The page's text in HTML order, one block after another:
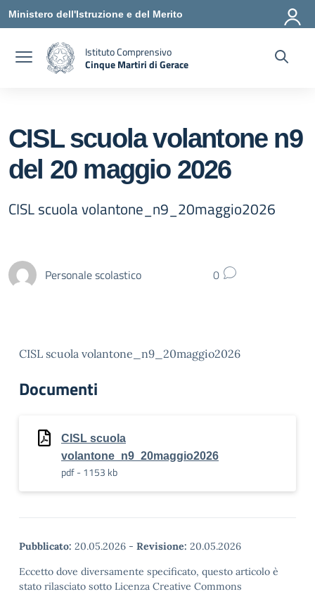
Vai ai contenuti
Vai al menu di navigazione
Vai al footer
Ministero dell'Istruzione e del Merito
Istituto Comprensivo
Cinque Martiri di Gerace
CISL scuola volantone n9
del 20 maggio 2026
CISL scuola volantone_n9_20maggio2026
Personale scolastico 0
CISL scuola volantone_n9_20maggio2026
Documenti
CISL scuola
volantone_n9_20maggio2026
pdf - 1153 kb
Pubblicato: 20.05.2026 - Revisione: 20.05.2026
Eccetto dove diversamente specificato, questo articolo è
stato rilasciato sotto Licenza Creative Commons